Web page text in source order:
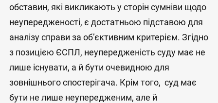
обставин, які викликають у сторін сумніви щодо
неупередженості, є достатньою підставою для
аналізу справи за об’єктивним критерієм. Згідно
з позицією ЄСПЛ, неупередженість суду має не
лише існувати, а й бути очевидною для
зовнішнього спостерігача. Крім того, суд має
бути не лише неупередженим, але й